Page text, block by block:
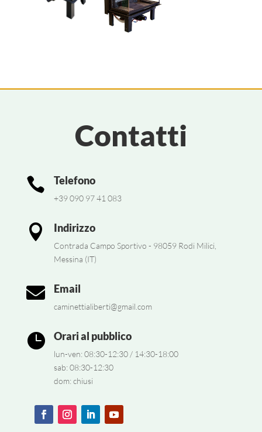
Contatti
 Telefono
+39 090 97 41 083
 Indirizzo
Contrada Campo Sportivo - 98059 Rodi Milici,
Messina (IT)
 Email
caminettialiberti@gmail.com
 Orari al pubblico
lun-ven: 08:30-12:30 / 14:30-18:00
sab: 08:30-12:30
dom: chiusi